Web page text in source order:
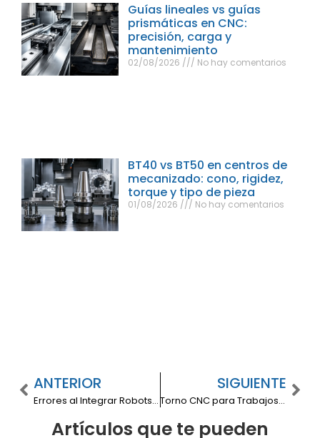
Guías lineales vs guías
prismáticas en CNC:
precisión, carga y
mantenimiento
02/08/2026 No hay comentarios
BT40 vs BT50 en centros de
mecanizado: cono, rigidez,
torque y tipo de pieza
01/08/2026 No hay comentarios
ANTERIOR
Errores al Integrar Robots con CNC en tu Taller y Cómo Evitarlos
SIGUIENTE
Torno CNC para Trabajos de Precisión: La Guía Definitiva para Talleres Metalmecánicos
Artículos que te pueden